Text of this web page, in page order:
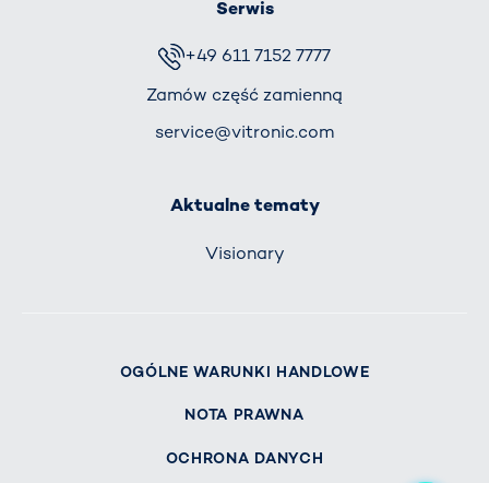
Serwis
+49 611 7152 7777
Zamów część zamienną
service@vitronic.com
Aktualne tematy
Visionary
OGÓLNE WARUNKI HANDLOWE
NOTA PRAWNA
OCHRONA DANYCH